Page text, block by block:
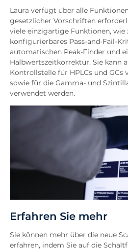
Laura verfügt über alle
gesetzlicher Vorschriften
viele einzigartige Funktionen, wie
konfigurierbares Pass-and-Fail-
automatischen Peak-Finder und
Halbwertszeitkorrektur. Sie kann
Kontrollstelle für HPLCs und GCs
sowie für die Gamma- und
verwendet werden.
Erfahren Sie mehr
Sie können mehr über die neue
erfahren, indem Sie auf die